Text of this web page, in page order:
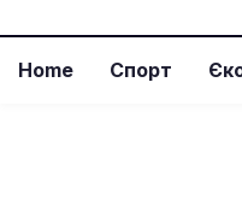
Home Спорт